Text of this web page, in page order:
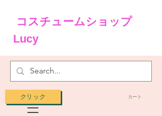
カート
クリック
コスチュームショップ
Lucy